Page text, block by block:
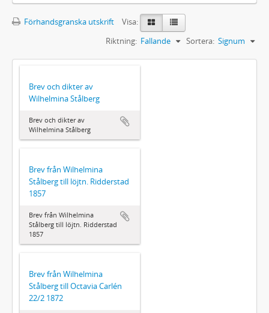
Förhandsgranska utskrift
Visa:
Sortera: Signum
Riktning: Fallande
Brev och dikter av
Wilhelmina Stålberg
Brev och dikter av
Wilhelmina Stålberg
Brev från Wilhelmina
Stålberg till löjtn. Ridderstad
1857
Brev från Wilhelmina
Stålberg till löjtn. Ridderstad
1857
Brev från Wilhelmina
Stålberg till Octavia Carlén
22/2 1872